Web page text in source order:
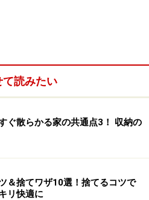
台の上には余分なモノを置か
え調味料や菜箸のように、よ
上に置くのをやめて吊るすこ
しなどの小さな調理ツールを
や片手鍋などもフックを使っ
て読みたい
ぐ散らかる家の共通点3！ 収納の
＆捨てワザ10選！捨てるコツで
リ快適に